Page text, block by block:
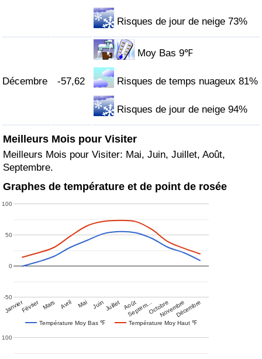
Risques de jour de neige 73%
Décembre -57,62
Moy Bas 9℉
Risques de temps nuageux 81%
Risques de jour de neige 94%
Meilleurs Mois pour Visiter
Meilleurs Mois pour Visiter: Mai, Juin, Juillet, Août,
Septembre.
Graphes de température et de point de rosée
Température Moy Bas ℉ Température Moy Haut ℉
JanvierFévrier Mars Avril Mai Juin Juillet Août
Septem…OctobreNovembreDécembre
-50
0
50
100
100